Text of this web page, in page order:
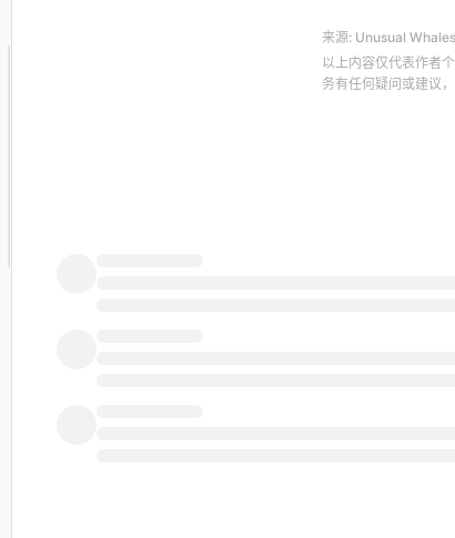
来源: Unusual Whales
以上内容仅代表作者
务有任何疑问或建议，